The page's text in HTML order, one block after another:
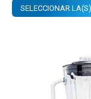
SELECCIONAR